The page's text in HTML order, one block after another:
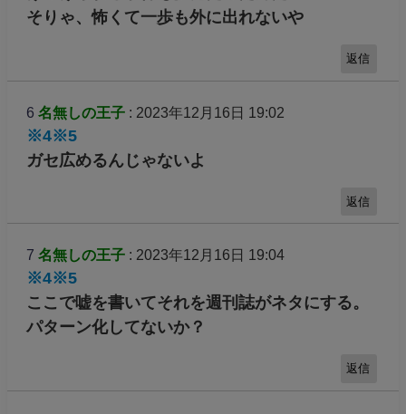
そりゃ、怖くて一歩も外に出れないや
返信
6 名無しの王子: 2023年12月16日 19:02
※4※5
ガセ広めるんじゃないよ
返信
7 名無しの王子: 2023年12月16日 19:04
※4※5
ここで嘘を書いてそれを週刊誌がネタにする。
パターン化してないか？
返信